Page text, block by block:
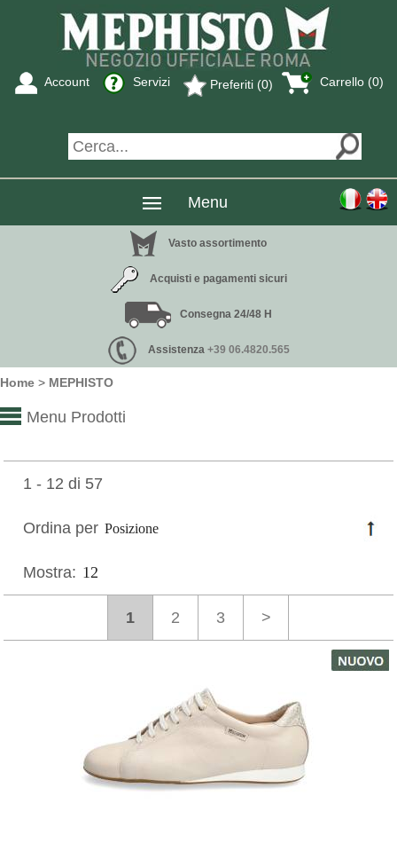
Carrello (0)
Preferiti (0)
Servizi
Account
Menu
Vasto assortimento
Acquisti e pagamenti sicuri
Consegna 24/48 H
Assistenza +39 06.4820.565
Home > MEPHISTO
Menu Prodotti
1 - 12 di 57
Ordina per
Mostra:
1 2 3 >